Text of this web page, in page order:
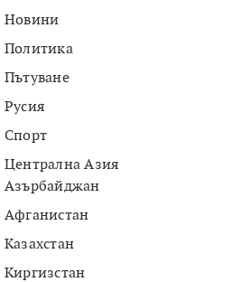
Новини
Политика
Пътуване
Русия
Спорт
Централна Азия
Азърбайджан
Афганистан
Казахстан
Киргизстан